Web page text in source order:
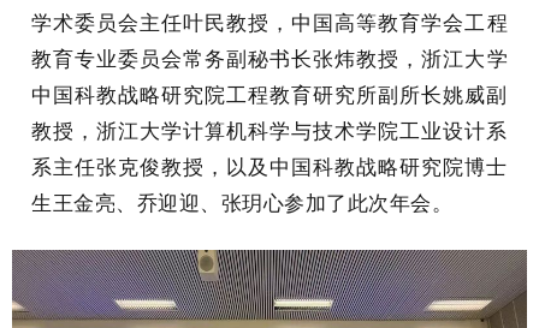
学术委员会主任叶民教授， 中国高等教育学会工程
教育专业委员会常务副秘书长张炜教授 ，浙江大学
中国科教战略研究院工程教育研究所副所长姚威副
教授，浙江大学计算机科学与技术学院工业设计系
系主任张克俊教授，以及中国科教战略研究院博士
生王金亮、乔迎迎、张玥心参加了此次年会。